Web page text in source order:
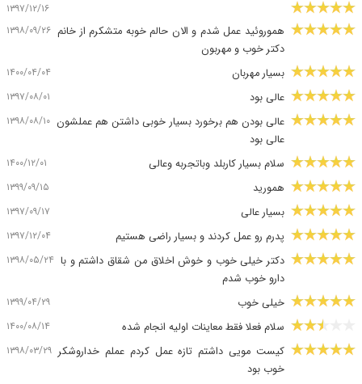
۱۳۹۷/۱۲/۱۶
هموروئید عمل شدم و الان حالم خوبه متشکرم از خانم
دکتر خوب و مهربون
۱۳۹۸/۰۹/۲۶
بسیار مهربان ۱۴۰۰/۰۴/۰۴
عالی بود ۱۳۹۷/۰۸/۰۱
عالی بودن هم برخورد بسیار خوبی داشتن هم عملشون
عالی بود
۱۳۹۸/۰۸/۱۰
سلام بسیار کاربلد وباتجربه وعالی ۱۴۰۰/۱۲/۰۱
همورید ۱۳۹۹/۰۹/۱۵
بسیار عالی ۱۳۹۷/۰۹/۱۷
پدرم رو عمل کردند و بسیار راضی هستیم ۱۳۹۷/۱۲/۰۴
دکتر خیلی خوب و خوش اخلاق من شقاق داشتم و با
دارو خوب شدم
۱۳۹۸/۰۵/۲۴
خیلی خوب ۱۳۹۹/۰۴/۲۹
سلام فعلا فقط معاینات اولیه انجام شده ۱۴۰۰/۰۸/۱۴
کیست مویی داشتم تازه عمل کردم عملم خداروشکر
خوب بود
۱۳۹۸/۰۳/۲۹